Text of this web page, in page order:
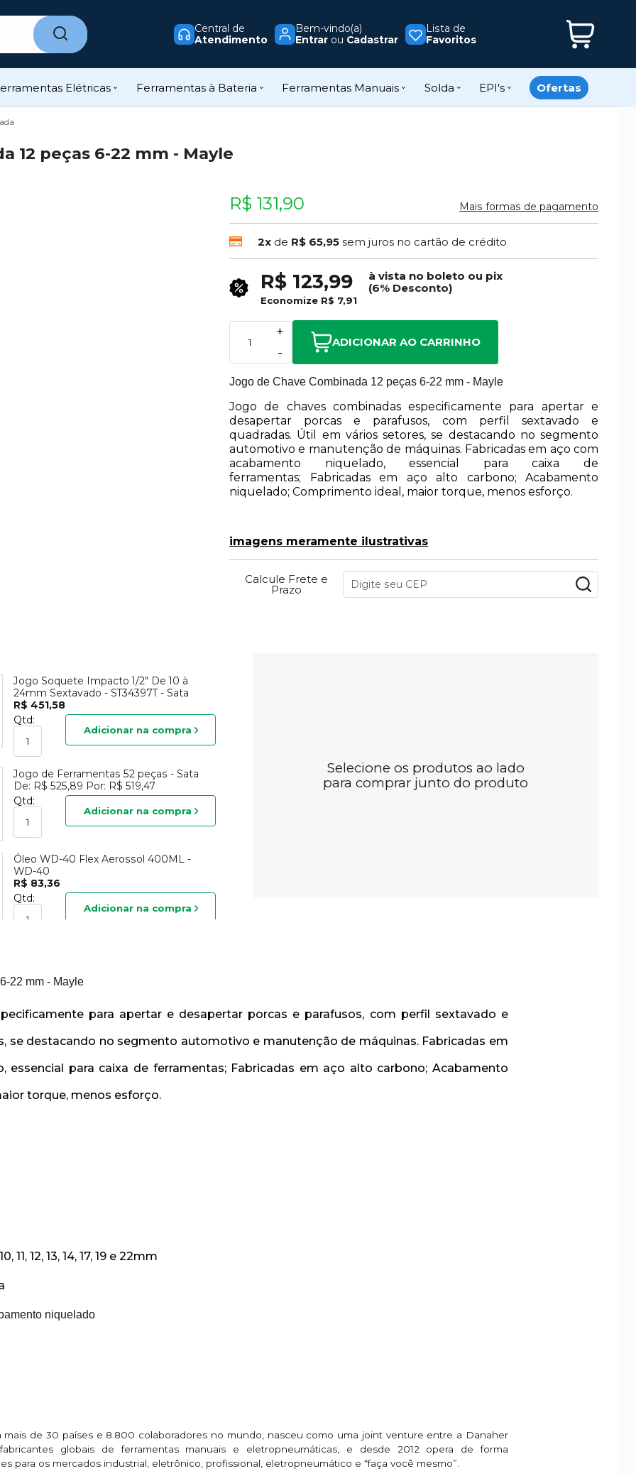
Central de
Atendimento
Bem-vindo(a)
Entrarou Cadastrar
Lista de
Favoritos
Elétricas Ferramentas à Bateria Ferramentas Manuais Solda EPI's Ofertas
12 peças 6-22 mm - Mayle
R$ 131,90 Mais formas de pagamento
2x de R$ 65,95 sem juros no cartão de crédito
R$ 123,99
à vista no boleto ou pix
(6% Desconto)
Economize R$ 7,91
-
+
ADICIONAR AO CARRINHO
Jogo de Chave Combinada 12 peças 6-22 mm - Mayle
Jogo de chaves combinadas especificamente para apertar e
desapertar porcas e parafusos, com perfil sextavado e
quadradas. Útil em vários setores, se destacando no segmento
automotivo e manutenção de máquinas. Fabricadas em aço com
acabamento niquelado, essencial para caixa de
ferramentas; Fabricadas em aço alto carbono; Acabamento
niquelado; Comprimento ideal, maior torque, menos esforço.
imagens meramente ilustrativas
Calcule Frete e
Prazo
Jogo Soquete Impacto 1/2" De 10 à
24mm Sextavado - ST34397T - Sata
R$ 451,58
Qtd:
Adicionar na compra
Jogo de Ferramentas 52 peças - Sata
De: R$ 525,89 Por: R$ 519,47
Qtd:
Adicionar na compra
Óleo WD-40 Flex Aerossol 400ML -
WD-40
R$ 83,36
Qtd:
Adicionar na compra
Selecione os produtos ao lado
para comprar junto do produto
22 mm - Mayle
para apertar e desapertar porcas e parafusos, com perfil sextavado e
se destacando no segmento automotivo e manutenção de máquinas. Fabricadas em
essencial para caixa de ferramentas; Fabricadas em aço alto carbono; Acabamento
torque, menos esforço.
12, 13, 14, 17, 19 e 22mm
niquelado
mais de 30 países e 8.800 colaboradores no mundo, nasceu como uma joint venture entre a Danaher
globais de ferramentas manuais e eletropneumáticas, e desde 2012 opera de forma
para os mercados industrial, eletrônico, profissional, eletropneumático e “faça você mesmo”.